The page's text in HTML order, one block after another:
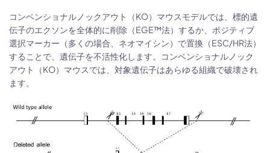
コンベンショナルノックアウト（KO）マウスモデルでは、標的遺
伝子のエクソンを全体的に削除（EGE™法）するか、ポジティブ
選択マーカー（多くの場合、ネオマイシン）で置換（ESC/HR法）
することで、遺伝子を不活性化します。コンベンショナルノック
アウト（KO）マウスでは、対象遺伝子はあらゆる組織で破壊され
ます。